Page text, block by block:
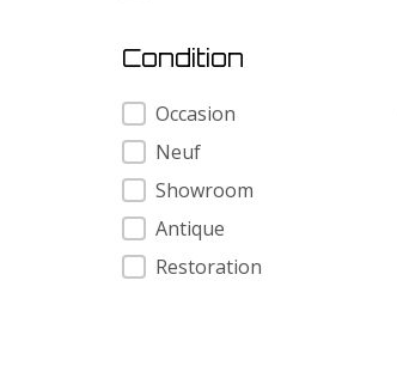
Condition
Condition
Occasion
Neuf
Showroom
Antique
Restoration